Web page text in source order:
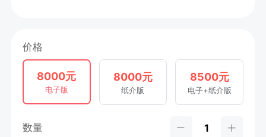
价格
8000元
电子版
8000元
纸介版
8500元
电子+纸介版
数量